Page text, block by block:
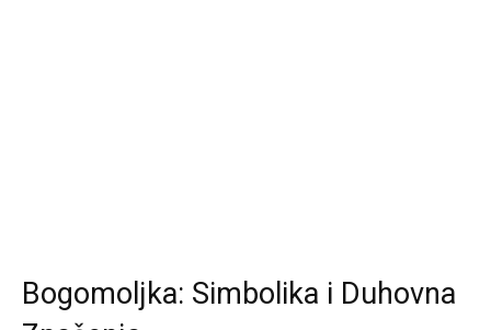
Bogomoljka: Simbolika i Duhovna